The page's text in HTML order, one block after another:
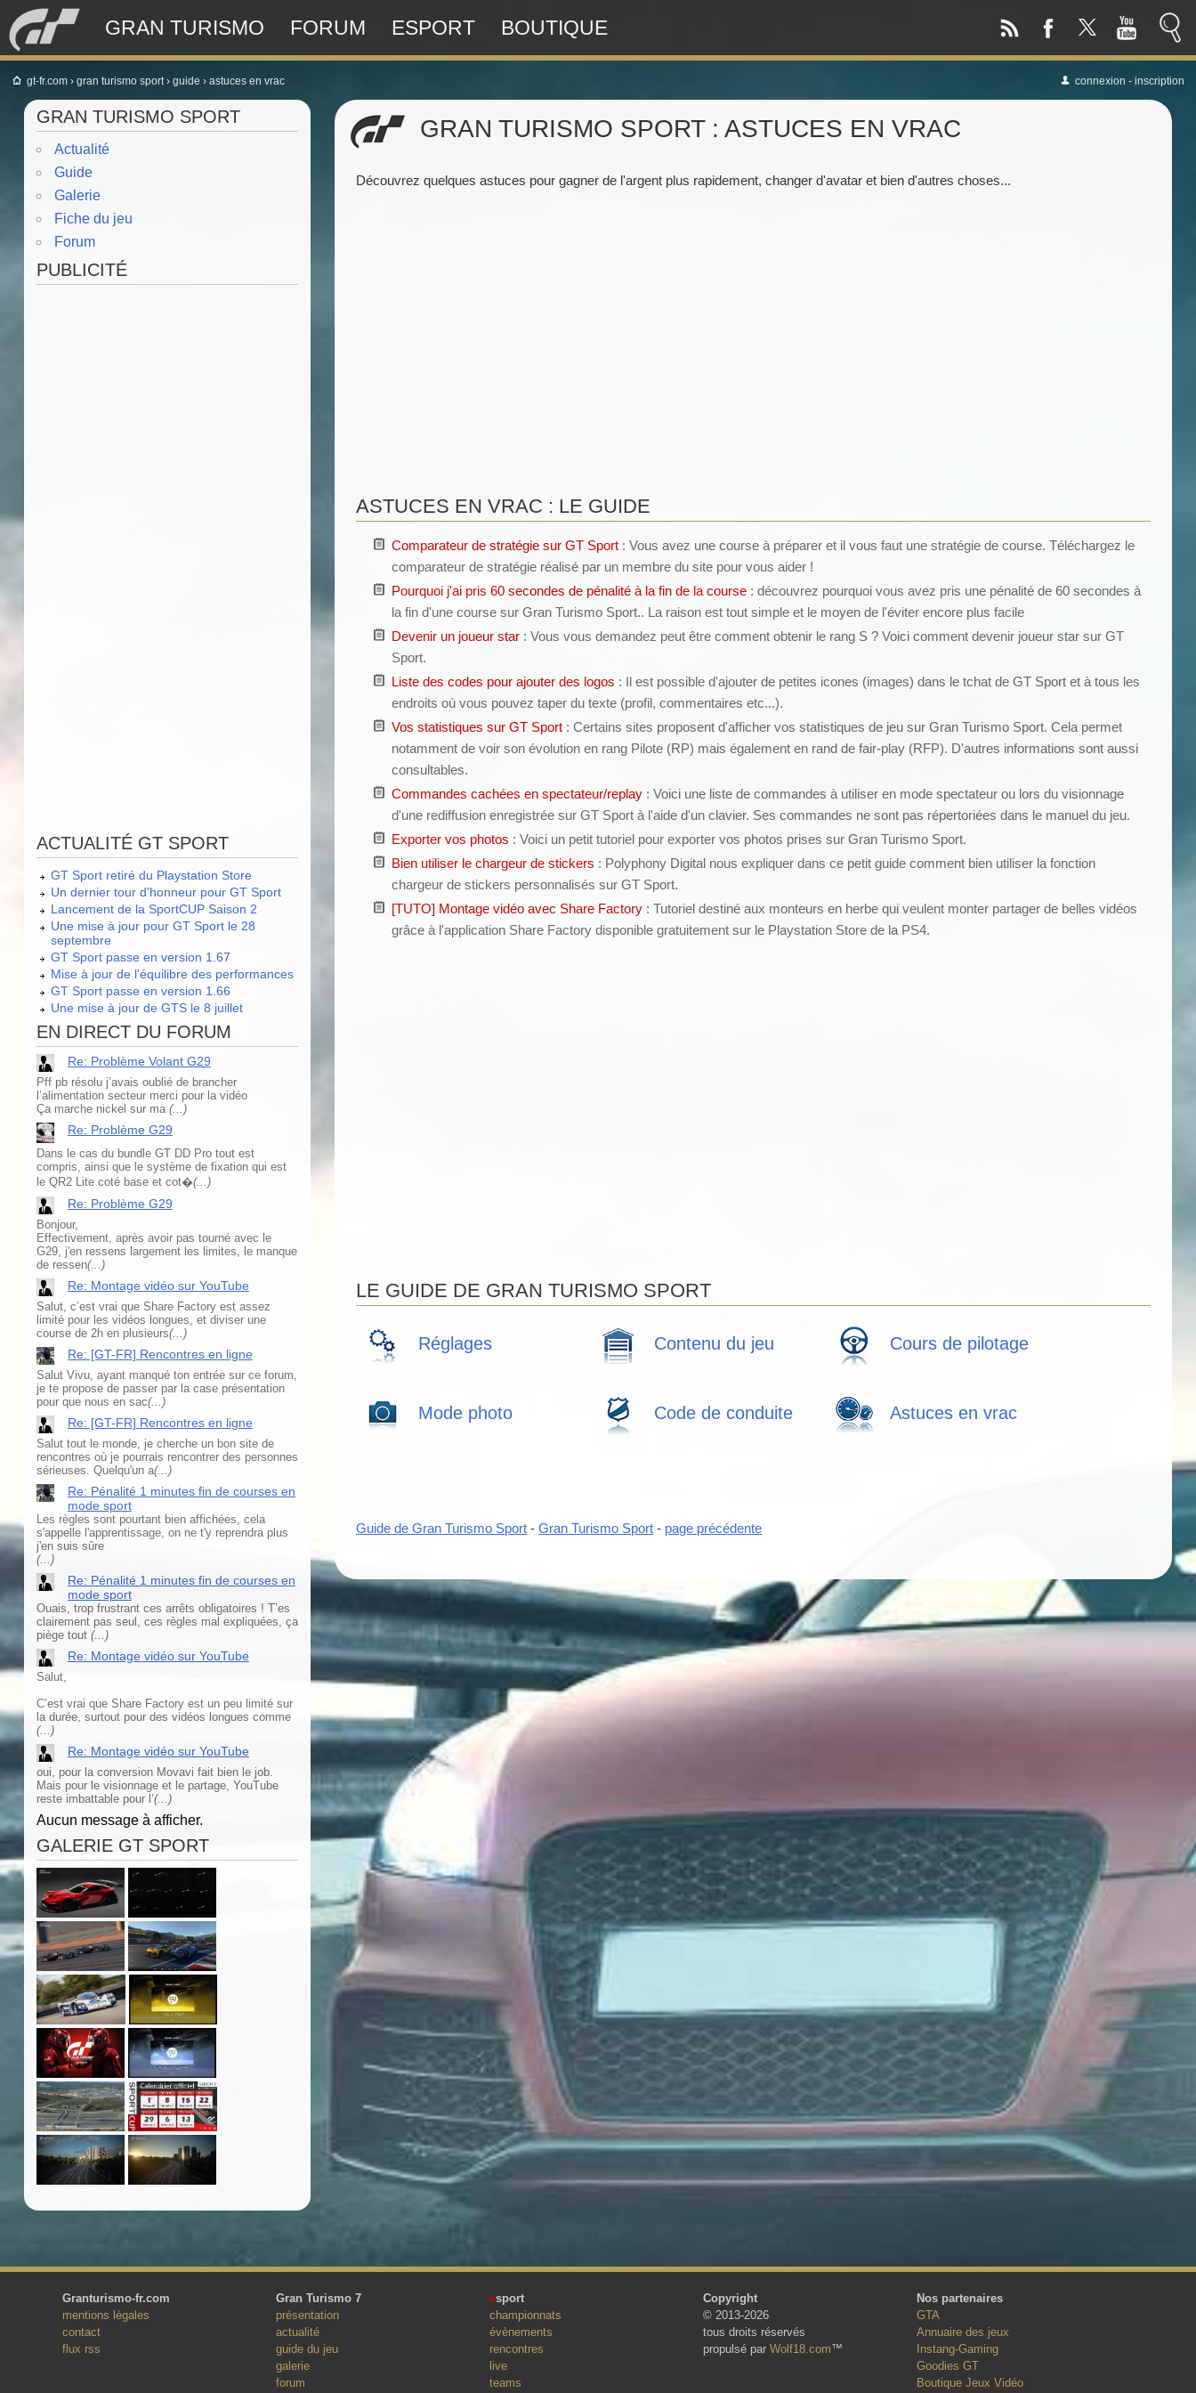
GRAN TURISMO FORUM ESPORT BOUTIQUE
gt-fr.com › gran turismo sport› guide › astuces en vrac connexion -inscription
GRAN TURISMO SPORT
Actualité
Guide
Galerie
Fiche du jeu
Forum
PUBLICITÉ
ACTUALITÉ GT SPORT
GT Sport retiré du Playstation Store
Un dernier tour d'honneur pour GT Sport
Lancement de la SportCUP Saison 2
Une mise à jour pour GT Sport le 28
septembre
GT Sport passe en version 1.67
Mise à jour de l'équilibre des performances
GT Sport passe en version 1.66
Une mise à jour de GTS le 8 juillet
EN DIRECT DU FORUM
Re: Problème Volant G29
Pff pb résolu j’avais oublié de brancher
l’alimentation secteur merci pour la vidéo
Ça marche nickel sur ma (...)
Re: Problème G29
Dans le cas du bundle GT DD Pro tout est
compris, ainsi que le système de fixation qui est
le QR2 Lite coté base et cot�(...)
Re: Problème G29
Bonjour,
Effectivement, après avoir pas tourné avec le
G29, j'en ressens largement les limites, le manque
de ressen(...)
Re: Montage vidéo sur YouTube
Salut, c’est vrai que Share Factory est assez
limité pour les vidéos longues, et diviser une
course de 2h en plusieurs(...)
Re: [GT-FR] Rencontres en ligne
Salut Vivu, ayant manqué ton entrée sur ce forum,
je te propose de passer par la case présentation
pour que nous en sac(...)
Re: [GT-FR] Rencontres en ligne
Salut tout le monde, je cherche un bon site de
rencontres où je pourrais rencontrer des personnes
sérieuses. Quelqu'un a(...)
Re: Pénalité 1 minutes fin de courses en
mode sport
Les règles sont pourtant bien affichées, cela
s'appelle l'apprentissage, on ne t'y reprendra plus
j'en suis sûre
(...)
Re: Pénalité 1 minutes fin de courses en
mode sport
Ouais, trop frustrant ces arrêts obligatoires ! T’es
clairement pas seul, ces règles mal expliquées, ça
piège tout (...)
Re: Montage vidéo sur YouTube
Salut,
C’est vrai que Share Factory est un peu limité sur
la durée, surtout pour des vidéos longues comme
(...)
Re: Montage vidéo sur YouTube
oui, pour la conversion Movavi fait bien le job.
Mais pour le visionnage et le partage, YouTube
reste imbattable pour l’(...)
Aucun message à afficher.
GALERIE GT SPORT
GRAN TURISMO SPORT : ASTUCES EN VRAC
Découvrez quelques astuces pour gagner de l'argent plus rapidement, changer d'avatar et bien d'autres choses...
ASTUCES EN VRAC : LE GUIDE
Comparateur de stratégie sur GT Sport : Vous avez une course à préparer et il vous faut une stratégie de course. Téléchargez le
comparateur de stratégie réalisé par un membre du site pour vous aider !
Pourquoi j'ai pris 60 secondes de pénalité à la fin de la course : découvrez pourquoi vous avez pris une pénalité de 60 secondes à
la fin d'une course sur Gran Turismo Sport.. La raison est tout simple et le moyen de l'éviter encore plus facile
Devenir un joueur star : Vous vous demandez peut être comment obtenir le rang S ? Voici comment devenir joueur star sur GT
Sport.
Liste des codes pour ajouter des logos : Il est possible d'ajouter de petites icones (images) dans le tchat de GT Sport et à tous les
endroits où vous pouvez taper du texte (profil, commentaires etc...).
Vos statistiques sur GT Sport : Certains sites proposent d'afficher vos statistiques de jeu sur Gran Turismo Sport. Cela permet
notamment de voir son évolution en rang Pilote (RP) mais également en rand de fair-play (RFP). D'autres informations sont aussi
consultables.
Commandes cachées en spectateur/replay : Voici une liste de commandes à utiliser en mode spectateur ou lors du visionnage
d'une rediffusion enregistrée sur GT Sport à l'aide d'un clavier. Ses commandes ne sont pas répertoriées dans le manuel du jeu.
Exporter vos photos : Voici un petit tutoriel pour exporter vos photos prises sur Gran Turismo Sport.
Bien utiliser le chargeur de stickers : Polyphony Digital nous expliquer dans ce petit guide comment bien utiliser la fonction
chargeur de stickers personnalisés sur GT Sport.
[TUTO] Montage vidéo avec Share Factory : Tutoriel destiné aux monteurs en herbe qui veulent monter partager de belles vidéos
grâce à l'application Share Factory disponible gratuitement sur le Playstation Store de la PS4.
LE GUIDE DE GRAN TURISMO SPORT
Réglages Contenu du jeu Cours de pilotage
Mode photo Code de conduite Astuces en vrac
Guide de Gran Turismo Sport -Gran Turismo Sport - page précédente
Granturismo-fr.com
mentions légales
contact
flux rss
Gran Turismo 7
présentation
actualité
guide du jeu
galerie
forum
esport
championnats
évènements
rencontres
live
teams
Copyright
© 2013-2026
tous droits réservés
propulsé par Wolf18.com™
Nos partenaires
GTA
Annuaire des jeux
Instang-Gaming
Goodies GT
Boutique Jeux Vidéo